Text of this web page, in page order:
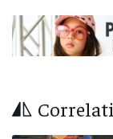
Correlati